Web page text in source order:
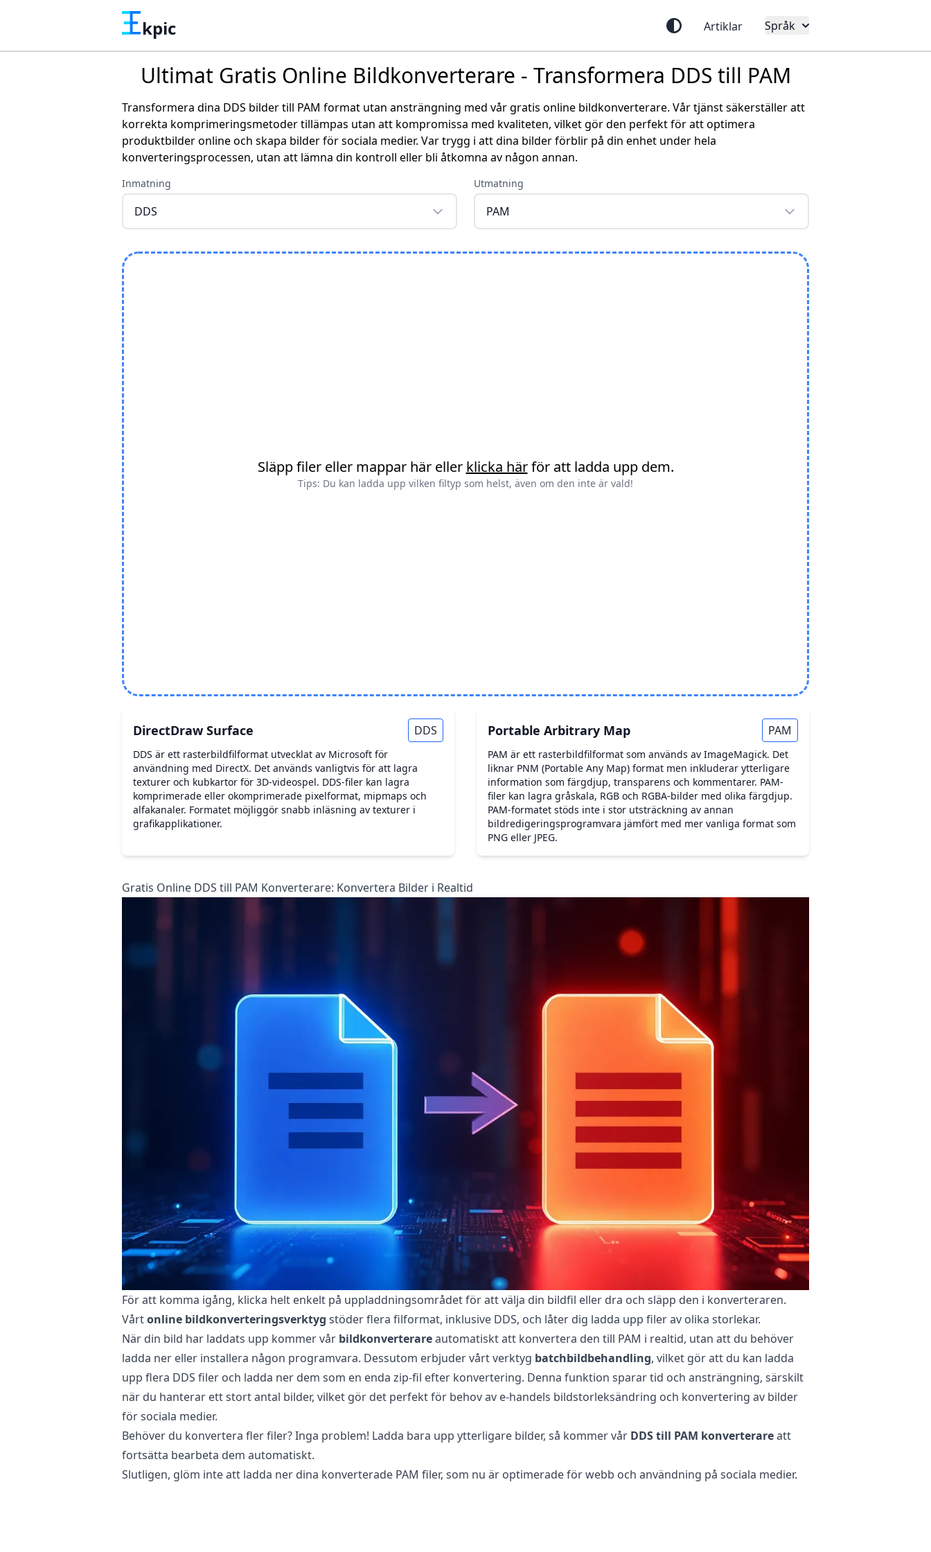
kpic Artiklar Språk
Ultimat Gratis Online Bildkonverterare - Transformera DDS till PAM
Transformera dina DDS bilder till PAM format utan ansträngning med vår gratis online bildkonverterare. Vår tjänst säkerställer att
korrekta komprimeringsmetoder tillämpas utan att kompromissa med kvaliteten, vilket gör den perfekt för att optimera
produktbilder online och skapa bilder för sociala medier. Var trygg i att dina bilder förblir på din enhet under hela
konverteringsprocessen, utan att lämna din kontroll eller bli åtkomna av någon annan.
Inmatning
DDS
Utmatning
PAM
Släpp filer eller mappar här eller klicka härför att ladda upp dem.
Tips: Du kan ladda upp vilken filtyp som helst, även om den inte är vald!
DirectDraw Surface DDS
DDS är ett rasterbildfilformat utvecklat av Microsoft för
användning med DirectX. Det används vanligtvis för att lagra
texturer och kubkartor för 3D-videospel. DDS-filer kan lagra
komprimerade eller okomprimerade pixelformat, mipmaps och
alfakanaler. Formatet möjliggör snabb inläsning av texturer i
grafikapplikationer.
Portable Arbitrary Map PAM
PAM är ett rasterbildfilformat som används av ImageMagick. Det
liknar PNM (Portable Any Map) format men inkluderar ytterligare
information som färgdjup, transparens och kommentarer. PAM-
filer kan lagra gråskala, RGB och RGBA-bilder med olika färgdjup.
PAM-formatet stöds inte i stor utsträckning av annan
bildredigeringsprogramvara jämfört med mer vanliga format som
PNG eller JPEG.
Gratis Online DDS till PAM Konverterare: Konvertera Bilder i Realtid
För att komma igång, klicka helt enkelt på uppladdningsområdet för att välja din bildfil eller dra och släpp den i konverteraren.
Vårtonline bildkonverteringsverktyg stöder flera filformat, inklusive DDS, och låter dig ladda upp filer av olika storlekar.
När din bild har laddats upp kommer vår bildkonverterareautomatiskt att konvertera den till PAM i realtid, utan att du behöver
ladda ner eller installera någon programvara. Dessutom erbjuder vårt verktyg batchbildbehandling, vilket gör att du kan ladda
upp flera DDS filer och ladda ner dem som en enda zip-fil efter konvertering. Denna funktion sparar tid och ansträngning, särskilt
när du hanterar ett stort antal bilder, vilket gör det perfekt för behov av e-handels bildstorleksändring och konvertering av bilder
för sociala medier.
Behöver du konvertera fler filer? Inga problem! Ladda bara upp ytterligare bilder, så kommer vår DDS till PAM konverterareatt
fortsätta bearbeta dem automatiskt.
Slutligen, glöm inte att ladda ner dina konverterade PAM filer, som nu är optimerade för webb och användning på sociala medier.